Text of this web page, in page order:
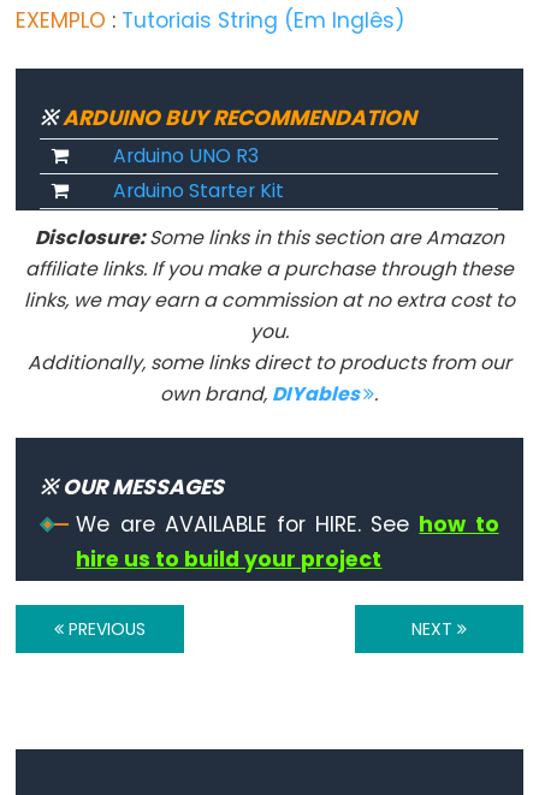
Qualifiers
const
escopo
static
volatile
Digital
Analog
IO
analogWrite()
EXEMPLO : Tutoriais String (Em Inglês)
※ARDUINO BUY RECOMMENDATION
Arduino UNO R3
Arduino Starter Kit
Disclosure:Some links in this section are Amazon
affiliate links. If you make a purchase through these
links, we may earn a commission at no extra cost to
you.
Additionally, some links direct to products from our
own brand, DIYables .
※ OUR MESSAGES
We are AVAILABLE for HIRE. See how to
hire us to build your project
PREVIOUS NEXT